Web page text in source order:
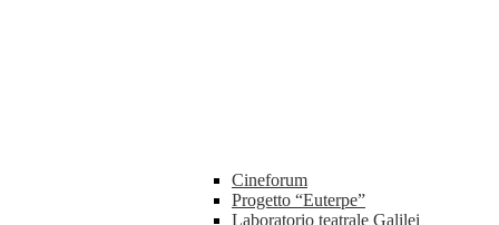
Cineforum
Progetto “Euterpe”
Laboratorio teatrale Galilei